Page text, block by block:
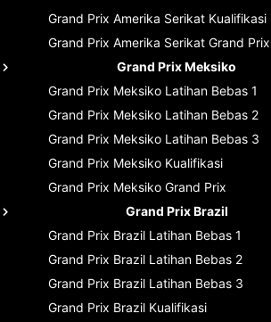
Grand Prix Amerika Serikat Kualifikasi
Grand Prix Amerika Serikat Grand Prix
Grand Prix Meksiko
Grand Prix Meksiko Latihan Bebas 1
Grand Prix Meksiko Latihan Bebas 2
Grand Prix Meksiko Latihan Bebas 3
Grand Prix Meksiko Kualifikasi
Grand Prix Meksiko Grand Prix
Grand Prix Brazil
Grand Prix Brazil Latihan Bebas 1
Grand Prix Brazil Latihan Bebas 2
Grand Prix Brazil Latihan Bebas 3
Grand Prix Brazil Kualifikasi